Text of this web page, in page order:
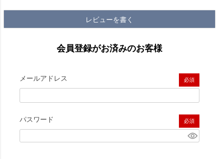
レビューを書く
会員登録がお済みのお客様
メールアドレス
(必須)
パスワード
(必須)